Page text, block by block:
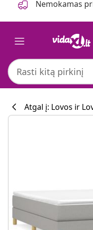
Nemokamas
Atgal į: Lovos ir